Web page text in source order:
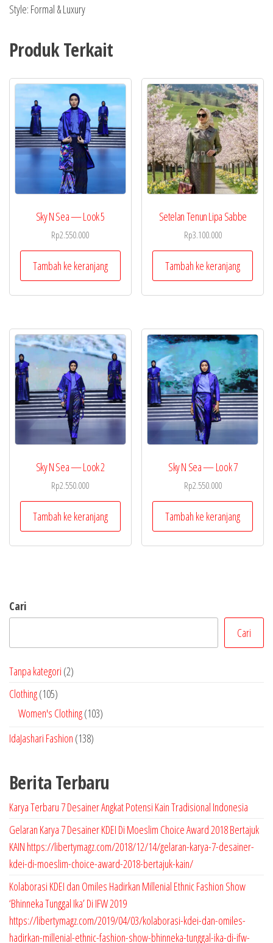
Style: Formal & Luxury
Produk Terkait
Sky N Sea — Look 5
Rp2.550.000
Tambah ke keranjang
Setelan Tenun Lipa Sabbe
Rp3.100.000
Tambah ke keranjang
Sky N Sea — Look 2
Rp2.550.000
Tambah ke keranjang
Sky N Sea — Look 7
Rp2.550.000
Tambah ke keranjang
Cari
Cari
Tanpa kategori 22
o
d
Clothing 1051
0
P
o
u
k
Women's Clothing 1031
r
d
u
k
IdaJashari Fashion 1381
P
r
u
Berita Terbaru
Karya Terbaru 7 Desainer Angkat Potensi Kain Tradisional Indonesia
Gelaran Karya 7 Desainer KDEI Di Moeslim Choice Award 2018 Bertajuk
KAIN https://libertymagz.com/2018/12/14/gelaran-karya-7-desainer-
kdei-di-moeslim-choice-award-2018-bertajuk-kain/
Kolaborasi KDEI dan Omiles Hadirkan Millenial Ethnic Fashion Show
‘Bhinneka Tunggal Ika’ Di IFW 2019
https://libertymagz.com/2019/04/03/kolaborasi-kdei-dan-omiles-
hadirkan-millenial-ethnic-fashion-show-bhinneka-tunggal-ika-di-ifw-